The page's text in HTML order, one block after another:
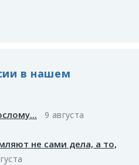
в нашем
9 августа
не сами дела, а то,